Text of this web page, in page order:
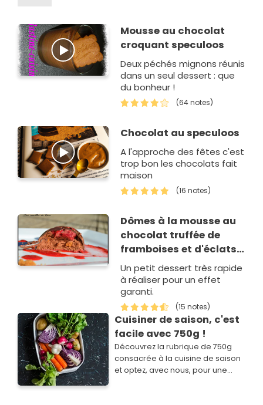
Mousse au chocolat
croquant speculoos
Deux péchés mignons réunis
dans un seul dessert : que
du bonheur !
(64 notes)
Chocolat au speculoos
A l'approche des fêtes c'est
trop bon les chocolats fait
maison
(16 notes)
Dômes à la mousse au
chocolat truffée de
framboises et d'éclats
de spéculoos
Un petit dessert très rapide
à réaliser pour un effet
garanti.
(15 notes)
Cuisiner de saison, c'est
facile avec 750g !
Découvrez la rubrique de 750g
consacrée à la cuisine de saison
et optez, avec nous, pour une